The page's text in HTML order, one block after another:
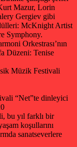
Mazur, Lorin
Gergiev gibi
McKnight Artist
Symphony.
Orkestrası’nın
Düzeni: Tenise
Müzik Festivali
“Net”te dinleyici
bu yıl farklı bir
koşullarını
sanatseverlere